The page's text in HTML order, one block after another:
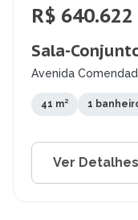
R$ 640.622
Sala-
Avenida
41 m² 1
Ver Detalhes